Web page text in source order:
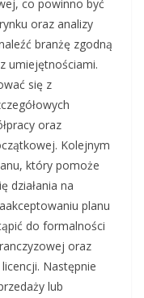
co powinno być
oraz analizy
branżę zgodną
umiejętnościami.
się z
oraz
Kolejnym
który pomoże
działania na
planu
do formalności
oraz
Następnie
lub